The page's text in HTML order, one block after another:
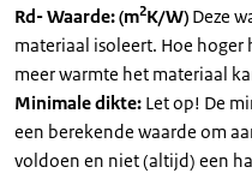
Rd- Waarde: (m2K/W) Deze
materiaal isoleert. Hoe hoger
meer warmte het materiaal
Minimale dikte: Let op! De
een berekende waarde om
voldoen en niet (altijd) een